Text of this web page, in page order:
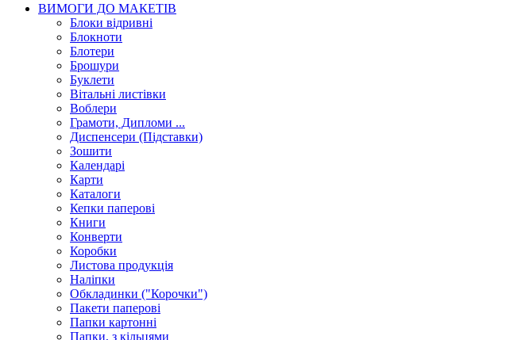
ВИМОГИ ДО МАКЕТІВ
Блоки відривні
Блокноти
Блотери
Брошури
Буклети
Вітальні листівки
Воблери
Грамоти, Дипломи ...
Диспенсери (Підставки)
Зошити
Календарі
Карти
Каталоги
Кепки паперові
Книги
Конверти
Коробки
Листова продукція
Наліпки
Обкладинки ("Корочки")
Пакети паперові
Папки картонні
Папки, з кільцями